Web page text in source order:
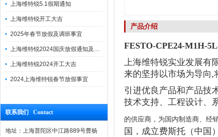
上海维特锐5.1假期通知
上海维特锐开工大吉
2025年春节放假及调班事宜
上海维特锐2024国庆放假通知及调休安排
上海维特锐2024开工大吉
2024上海维特锐春节放假事宜
联系我们 Contact
地址：上海普陀区中江路889号曹杨
产品介绍
FESTO-CPE24-M1H-
上海维特锐实业发展有
来的坚持以市场为导向,
引进优良产品和产品技
技术支持、工程设计、
的供应商，为国内制造商、经
国，成立费斯托（中国